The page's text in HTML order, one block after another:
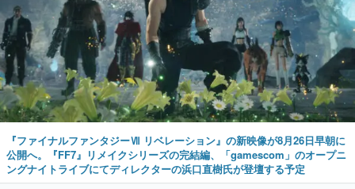
『ファイナルファンタジーⅦ リベレーション』の新映像が8月26日早朝に
公開へ。『FF7』リメイクシリーズの完結編、「gamescom」のオープニ
ングナイトライブにてディレクターの浜口直樹氏が登壇する予定